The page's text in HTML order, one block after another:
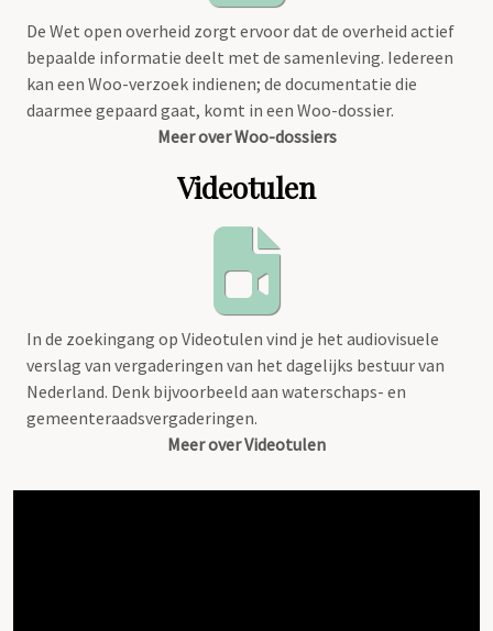
De Wet open overheid zorgt ervoor dat de overheid actief
bepaalde informatie deelt met de samenleving. Iedereen
kan een Woo-verzoek indienen; de documentatie die
daarmee gepaard gaat, komt in een Woo-dossier.
Meer over Woo-dossiers
Videotulen
In de zoekingang op Videotulen vind je het audiovisuele
verslag van vergaderingen van het dagelijks bestuur van
Nederland. Denk bijvoorbeeld aan waterschaps- en
gemeenteraadsvergaderingen.
Meer over Videotulen